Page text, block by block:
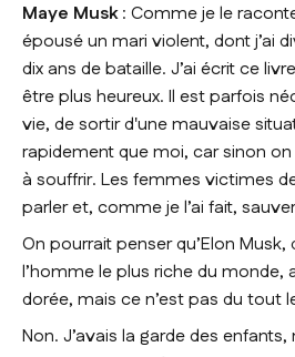
Maye Musk: Comme je le
épousé un mari violent, dont j’ai
dix ans de bataille. J’ai écrit ce
être plus heureux. Il est parfois
vie, de sortir d'une mauvaise
rapidement que moi, car sinon
à souffrir. Les femmes victimes
parler et, comme je l’ai fait,
On pourrait penser qu’Elon
l’homme le plus riche du monde,
dorée, mais ce n’est pas du tout
Non. J’avais la garde des